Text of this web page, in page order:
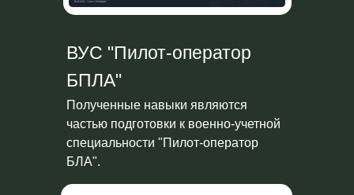
ВУС "Пилот-оператор
БПЛА"
Полученные навыки являются
частью подготовки к военно-учетной
специальности "Пилот-оператор
БЛА".